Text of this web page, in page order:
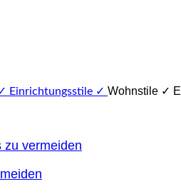
Wohnstile ✓